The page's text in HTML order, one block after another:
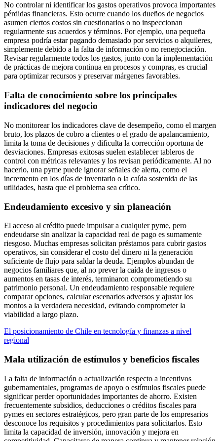
No controlar ni identificar los gastos operativos provoca importantes
pérdidas financieras. Esto ocurre cuando los dueños de negocios
asumen ciertos costos sin cuestionarlos o no inspeccionan
regularmente sus acuerdos y términos. Por ejemplo, una pequeña
empresa podría estar pagando demasiado por servicios o alquileres,
simplemente debido a la falta de información o no renegociación.
Revisar regularmente todos los gastos, junto con la implementación
de prácticas de mejora continua en procesos y compras, es crucial
para optimizar recursos y preservar márgenes favorables.
Falta de conocimiento sobre los principales
indicadores del negocio
No monitorear los indicadores clave de desempeño, como el margen
bruto, los plazos de cobro a clientes o el grado de apalancamiento,
limita la toma de decisiones y dificulta la corrección oportuna de
desviaciones. Empresas exitosas suelen establecer tableros de
control con métricas relevantes y los revisan periódicamente. Al no
hacerlo, una pyme puede ignorar señales de alerta, como el
incremento en los días de inventario o la caída sostenida de las
utilidades, hasta que el problema sea crítico.
Endeudamiento excesivo y sin planeación
El acceso al crédito puede impulsar a cualquier pyme, pero
endeudarse sin analizar la capacidad real de pago es sumamente
riesgoso. Muchas empresas solicitan préstamos para cubrir gastos
operativos, sin considerar el costo del dinero ni la generación
suficiente de flujo para saldar la deuda. Ejemplos abundan de
negocios familiares que, al no prever la caída de ingresos o
aumentos en tasas de interés, terminaron comprometiendo su
patrimonio personal. Un endeudamiento responsable requiere
comparar opciones, calcular escenarios adversos y ajustar los
montos a la verdadera necesidad, evitando comprometer la
viabilidad a largo plazo.
El posicionamiento de Chile en tecnología y finanzas a nivel
regional
Mala utilización de estímulos y beneficios fiscales
La falta de información o actualización respecto a incentivos
gubernamentales, programas de apoyo o estímulos fiscales puede
significar perder oportunidades importantes de ahorro. Existen
frecuentemente subsidios, deducciones o créditos fiscales para
pymes en sectores estratégicos, pero gran parte de los empresarios
desconoce los requisitos y procedimientos para solicitarlos. Esto
limita la capacidad de inversión, innovación y mejora en